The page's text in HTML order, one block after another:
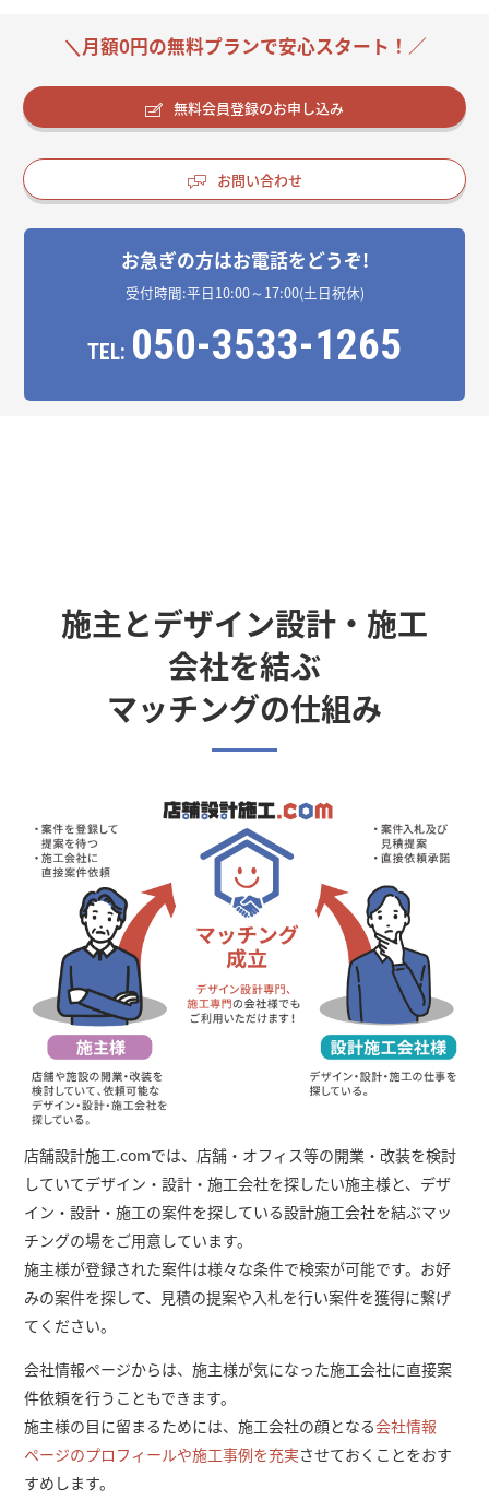
＼月額0円の無料プランで安心スタート！／
無料会員登録のお申し込み
お問い合わせ
お急ぎの方はお電話をどうぞ!
受付時間:平日10:00～17:00(土日祝休)
TEL: 050-3533-1265
施主とデザイン設計・施工
会社を結ぶ
マッチングの仕組み
店舗設計施工.comでは、店舗・オフィス等の開業・改装を検討
していてデザイン・設計・施工会社を探したい施主様と、デザ
イン・設計・施工の案件を探している設計施工会社を結ぶマッ
チングの場をご用意しています。
施主様が登録された案件は様々な条件で検索が可能です。お好
みの案件を探して、見積の提案や入札を行い案件を獲得に繋げ
てください。
会社情報ページからは、施主様が気になった施工会社に直接案
件依頼を行うこともできます。
施主様の目に留まるためには、施工会社の顔となる会社情報
ページのプロフィールや施工事例を充実させておくことをおす
すめします。